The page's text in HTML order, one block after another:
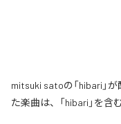
mitsuki satoの「hibari」
た楽曲は、「hibari」を含